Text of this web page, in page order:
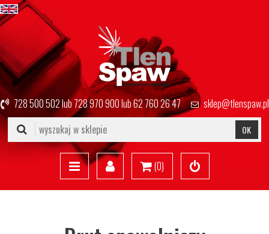
728 500 502lub728 970 900lub62 760 26 47 sklep@tlenspaw.pl
OK
(0)